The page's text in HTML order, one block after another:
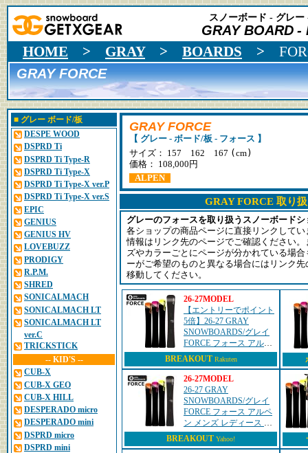
スノーボード - グレー
GRAY BOARD -
HOME > GRAY> BOARDS >
GRAY FORCE
■ グレー ボード/板
DESPE WOOD
DSPRD Ti
DSPRD Ti Type-R
DSPRD Ti Type-X
DSPRD Ti Type-X ver.P
DSPRD Ti Type-X ver.S
EPIC
GENIUS
GENIUS HV
LOVEBUZZ
PRODIGY
R.P.M.
SHRED
SONICALMACH
SONICALMACH LT
SONICALMACH LT
ver.C
TRICKSTICK
-- KID'S --
CUB-X
CUB-X GEO
CUB-X HILL
DESPERADO micro
DESPERADO mini
DSPRD micro
DSPRD mini
GRAY FORCE
【 グレー - ボード/板 - フォース 】
サイズ： 157 162 167 ( cm)
価格： 108,000円
ALPEN
GRAY FORCE 取り
グレーのフォースを取り扱うスノーボード
各ショップの商品ページに直接リンクして
情報はリンク先のページでご確認ください
ズやカラーごとにページが分かれている場
ーがご希望のものと異なる場合にはリンク
移動してください。
26-27MODEL
【エントリーでポイント
5倍】26-27 GRAY
SNOWBOARDS/グレイ
FORCE フォース アルペ
ン メンズ レディース 国
産 ハンマー スノーボー
ド 板 2027 予約商品
BREAKOUT Rakuten
26-27MODEL
26-27 GRAY
SNOWBOARDS/グレイ
FORCE フォース アルペ
ン メンズ レディース 国
産 ハンマー スノーボー
ド 板 2027 予約商品
BREAKOUT Yahoo!